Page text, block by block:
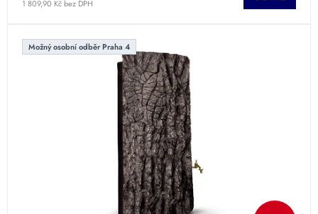
1 809,90 Kč bez DPH
Možný osobní odběr Praha 4